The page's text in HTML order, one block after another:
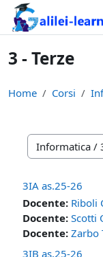
Vai al contenuto
3 - Terze
Home Corsi
Categorie di
3IA as.25-26
Docente: Riboli
Docente: Scotti
Docente: Zarbo
3IB as.25-26